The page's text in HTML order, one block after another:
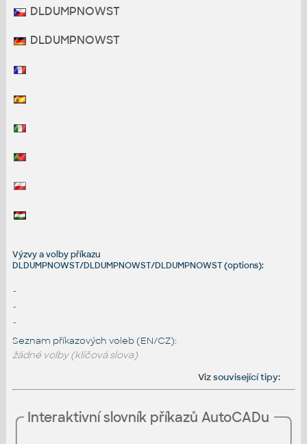
DLDUMPNOWST
DLDUMPNOWST
Výzvy a volby příkazu
DLDUMPNOWST/DLDUMPNOWST/DLDUMPNOWST (options):
-
-
-
Seznam příkazových voleb (EN/CZ):
žádné volby (klíčová slova)
Vizsouvisející tipy:
Interaktivní slovník příkazů AutoCADu